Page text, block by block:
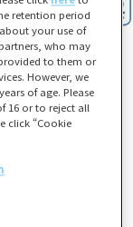
法が異なります。
retention period
your use of
who may
to them or
However, we
of age. Please
16 or to reject all
click “Cookie